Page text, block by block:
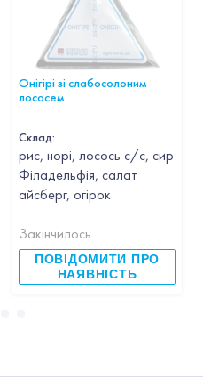
Онігірі зі слабосолоним
лососем
Склад:
рис, норі, лосось с/с, сир
Філадельфія, салат
айсберг, огірок
Закінчилось
ПОВІДОМИТИ ПРО
НАЯВНІСТЬ